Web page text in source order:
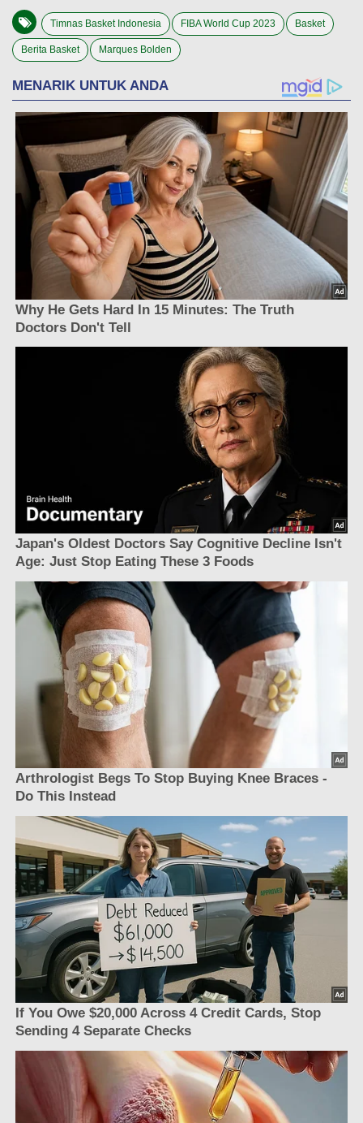
Timnas Basket Indonesia FIBA World Cup 2023 Basket
Berita Basket Marques Bolden